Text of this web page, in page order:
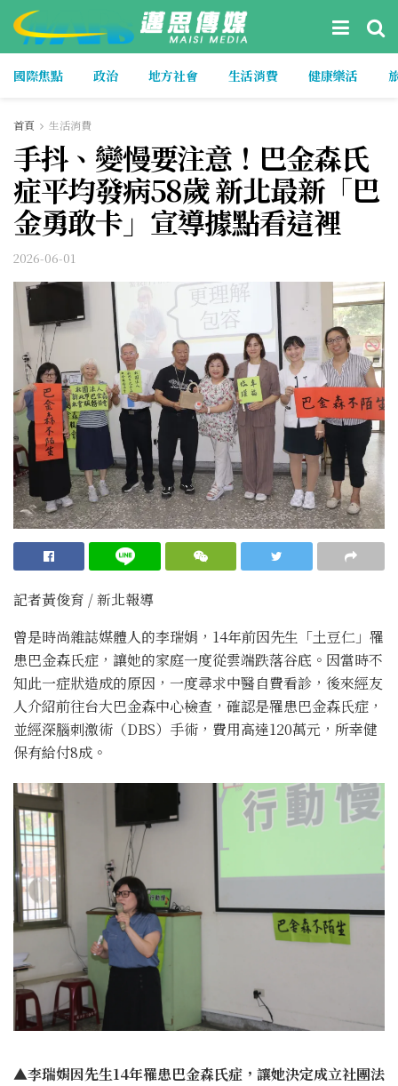
國際焦點 政治 地方社會 生活消費 健康樂活
首頁 生活消費
手抖、變慢要注意！巴金森氏
症平均發病58歲 新北最新「巴
金勇敢卡」宣導據點看這裡
2026-06-01
記者黃俊育 / 新北報導
曾是時尚雜誌媒體人的李瑞娟，14年前因先生「土豆仁」罹
患巴金森氏症，讓她的家庭一度從雲端跌落谷底。因當時不
知此一症狀造成的原因，一度尋求中醫自費看診，後來經友
人介紹前往台大巴金森中心檢查，確認是罹患巴金森氏症，
並經深腦刺激術（DBS）手術，費用高達120萬元，所幸健
保有給付8成。
▲李瑞娟因先生14年罹患巴金森氏症，讓她決定成立社團法